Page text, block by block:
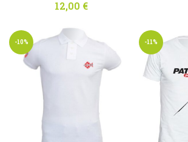
12,00 €
-10% -11%